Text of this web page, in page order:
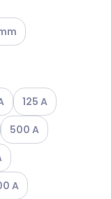
olevat vaihtoehdot
käytettävissä olevat
vaihtoehdot
olevat olevat
Katso
125 A
vaihtoehdot
olevat
Katso käytettävissä
500 A
olevat vaihtoehdot
olevat
käytettävissä olevat
A